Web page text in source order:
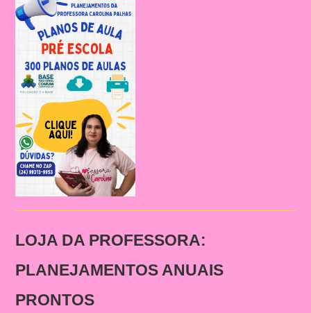
LOJA DA PROFESSORA:
PLANEJAMENTOS ANUAIS
PRONTOS